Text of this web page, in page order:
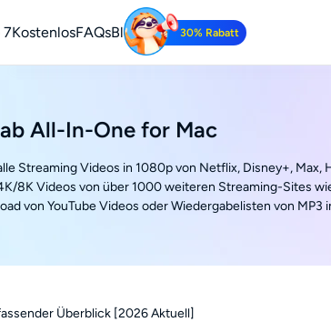
7Kostenlos
YouTube-Videos kostenlos herunterladen.
FAQsBlog 30% Rabatt
All-In-One for Mac
Streaming Videos in 1080p von Netflix, Disney+, Max,
8K Videos von über 1000 weiteren Streaming-Sites
von YouTube Videos oder Wiedergabelisten von MP3
Überblick [2026 Aktuell]